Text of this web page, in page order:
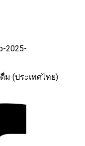
ม (ประเทศไทย)